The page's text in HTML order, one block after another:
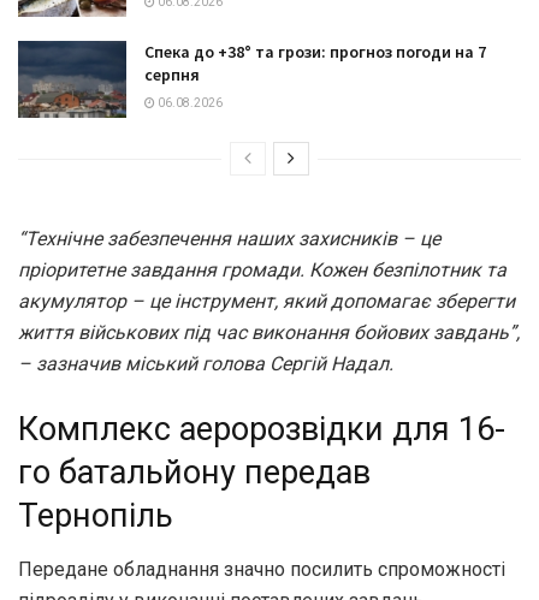
Спека до +38° та грози: прогноз погоди на 7
серпня
06.08.2026
“Технічне забезпечення наших захисників – це
пріоритетне завдання громади. Кожен безпілотник та
акумулятор – це інструмент, який допомагає зберегти
життя військових під час виконання бойових завдань”,
– зазначив міський голова Сергій Надал.
Комплекс аеророзвідки для 16-
го батальйону передав
Тернопіль
Передане обладнання значно посилить спроможності